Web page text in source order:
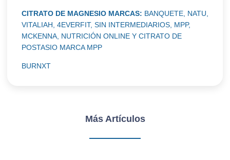
CITRATO DE MAGNESIO MARCAS: BANQUETE, NATU,
VITALIAH, 4EVERFIT, SIN INTERMEDIARIOS, MPP,
MCKENNA, NUTRICIÓN ONLINE Y CITRATO DE
POSTASIO MARCA MPP
BURNXT
Más Artículos